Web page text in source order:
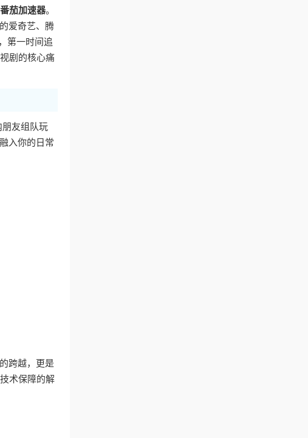
番茄加速器。
爱奇艺、腾
第一时间追
剧的核心痛
朋友组队玩
入你的日常
跨越，更是
术保障的解